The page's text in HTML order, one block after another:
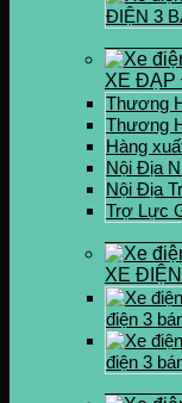
ĐIỆN 3
XE ĐẠP
Thương
Thương
Hàng
Nội Địa
Nội Địa
Trợ Lực
XE
điện 3
điện 3